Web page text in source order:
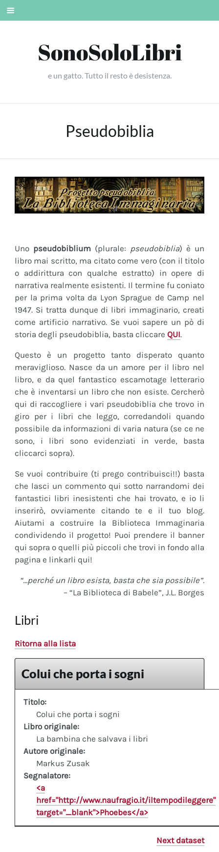
Skip
SonoSoloLibri
e un gatto. Tutto il resto è desistenza.
Pseudobiblia
Uno pseudobiblium (plurale: pseudobiblia) è un
libro mai scritto, ma citato come vero (con il titolo
o addirittura con qualche estratto) in opere di
narrativa realmente esistenti. Il termine fu coniato
per la prima volta da Lyon Sprague de Camp nel
1947. Si tratta dunque di libri immaginario, creati
come artificio narrativo. Se vuoi sapere un pò di
storia degli pseudobiblia, basta cliccare QUI.
Questo è un progetto tanto disperato quanto
meraviglioso. Nasce da un amore per il libro nel
libro, e da quel fantastico escamotage letterario
che è inventarsi un libro che non esiste. Cercherò
qui di raccogliere i vari pseudobiblia che trovo in
giro per i libri che leggo, corredandoli quando
possibile da informazioni di varia natura (se ce ne
sono, i libri sono evidenziati in verde, basta
cliccarci sopra).
Se vuoi contribuire (ti prego contribuisci!!) basta
che lasci un commento qui sotto narrandomi dei
fantastici libri inesistenti che hai trovato, e io li
inserirò, ovviamente citando te e il tuo blog.
Aiutami a costruire la Biblioteca Immaginaria
condividendo il progetto! Puoi prendere il banner
qui sopra o quelli più piccoli che trovi in fondo alla
pagina e linkarli qui!
“…perché un libro esista, basta che sia possibile”.
– “La Biblioteca di Babele”, J.L. Borges
Libri
Ritorna alla lista
Colui che porta i sogni
Titolo:
Colui che porta i sogni
Libro originale:
La bambina che salvava i libri
Autore originale:
Markus Zusak
Segnalatore:
<a
href="http://www.naufragio.it/iltempodileggere"
target="_blank">Phoebes</a>
Next dataset